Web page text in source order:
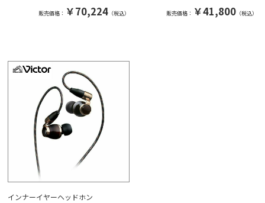
販売価格： ￥70,224（税込） 販売価格： ￥41,800（税込）
インナーイヤーヘッドホン